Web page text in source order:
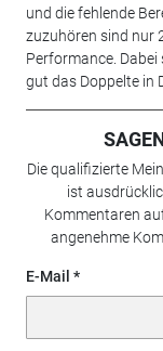
und die fehlende
zuzuhören sind nur
Performance.
gut das Doppelte in
Die qualifizierte
ist
Kommentaren
angenehme
E-Mail